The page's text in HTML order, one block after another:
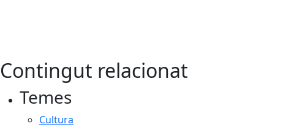
Contingut relacionat
Temes
Cultura